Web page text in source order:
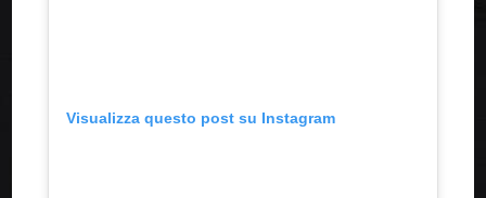
Visualizza questo post su Instagram